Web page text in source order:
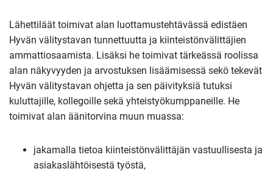
Lähettiläät toimivat alan luottamustehtävässä edistäen
Hyvän välitystavan tunnettuutta ja kiinteistönvälittäjien
ammattiosaamista. Lisäksi he toimivat tärkeässä roolissa
alan näkyvyyden ja arvostuksen lisäämisessä sekö tekevät
Hyvän välitystavan ohjetta ja sen päivityksiä tutuksi
kuluttajille, kollegoille sekä yhteistyökumppaneille. He
toimivat alan äänitorvina muun muassa:
jakamalla tietoa kiinteistönvälittäjän vastuullisesta ja
asiakaslähtöisestä työstä,